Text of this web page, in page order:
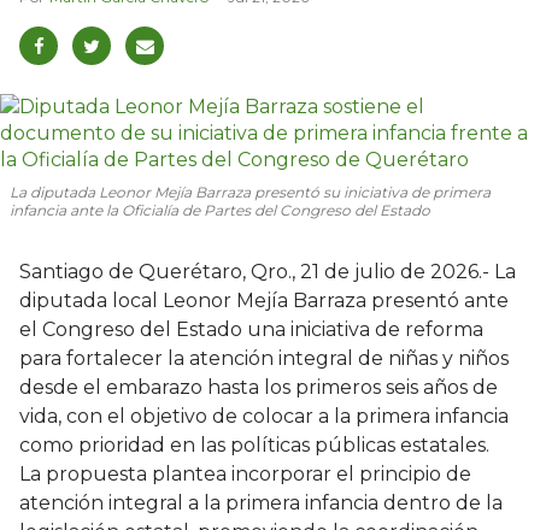
La diputada Leonor Mejía Barraza presentó su iniciativa de primera
infancia ante la Oficialía de Partes del Congreso del Estado
Santiago de Querétaro, Qro., 21 de julio de 2026.- La
diputada local Leonor Mejía Barraza presentó ante
el Congreso del Estado una iniciativa de reforma
para fortalecer la atención integral de niñas y niños
desde el embarazo hasta los primeros seis años de
vida, con el objetivo de colocar a la primera infancia
como prioridad en las políticas públicas estatales.
La propuesta plantea incorporar el principio de
atención integral a la primera infancia dentro de la